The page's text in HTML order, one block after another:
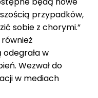
przypadków,
sobie z chorymi.”
w
Wezwał do
w mediach